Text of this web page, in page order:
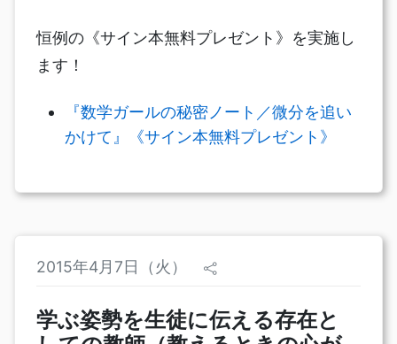
恒例の《サイン本無料プレゼント》を実施し
ます！
『数学ガールの秘密ノート／微分を追い
かけて』《サイン本無料プレゼント》
2015年4月7日（火）
学ぶ姿勢を生徒に伝える存在と